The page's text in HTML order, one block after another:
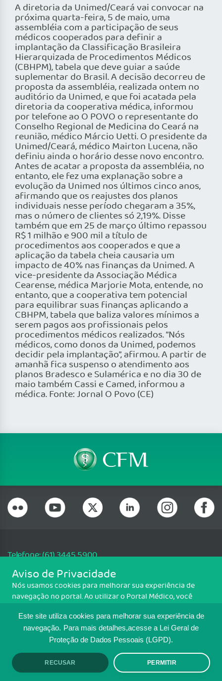
Este site utiliza cookies para melhorar sua experiência de
navegação. Para mais detalhes,acesse a Lei Geral de
Proteção de Dados Pessoais (LGPD).
RECUSAR PERMITIR
A diretoria da Unimed/Ceará vai convocar na
próxima quarta-feira, 5 de maio, uma
assembléia com a participação de seus
médicos cooperados para definir a
implantação da Classificação Brasileira
Hierarquizada de Procedimentos Médicos
(CBHPM), tabela que deve guiar a saúde
suplementar do Brasil. A decisão decorreu de
proposta da assembléia, realizada ontem no
auditório da Unimed, e que foi acatada pela
diretoria da cooperativa médica, informou
por telefone ao O POVO o representante do
Conselho Regional de Medicina do Ceará na
reunião, médico Márcio Uetti. O presidente da
Unimed/Ceará, médico Mairton Lucena, não
definiu ainda o horário desse novo encontro.
Antes de acatar a proposta da assembléia, no
entanto, ele fez uma explanação sobre a
evolução da Unimed nos últimos cinco anos,
afirmando que os reajustes dos planos
individuais nesse período chegaram a 35%,
mas o número de clientes só 2,19%. Disse
também que em 25 de março último repassou
R$ 1 milhão e 900 mil a título de
procedimentos aos cooperados e que a
aplicação da tabela cheia causaria um
impacto de 40% nas finanças da Unimed. A
vice-presidente da Associação Médica
Cearense, médica Marjorie Mota, entende, no
entanto, que a cooperativa tem potencial
para equilibrar suas finanças aplicando a
CBHPM, tabela que baliza valores mínimos a
serem pagos aos profissionais pelos
procedimentos médicos realizados. ”Nós
médicos, como donos da Unimed, podemos
decidir pela implantação”, afirmou. A partir de
amanhã fica suspenso o atendimento aos
planos Bradesco e Sulamérica e no dia 30 de
maio também Cassi e Camed, informou a
médica. Fonte: Jornal O Povo (CE)
Telefone: (61) 3445 5900
Email: cfm@portalmedico.org.br
SGAS 616, Conjunto D, Lote 115, L2 Sul, Brasília/DF - CEP: 70200-760 -
CNPJ: 33.583.550/0001-30
MAPA DO SITE
TRANSPARÊNCIA E PRESTAÇÃO DE
CONTAS
Aviso de Privacidade
Nós usamos cookies para melhorar sua experiência de
navegação no portal. Ao utilizar o Portal Médico, você
Para ter mais informações sobre como isso é feito, acesse
Política de cookies. Se você concorda, clique em ACEITO.
ACEITO